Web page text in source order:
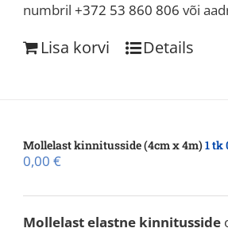
numbril+372 53 860 806 või
Lisa korvi Details
Mollelast kinnitusside (4cm x 4m)1 tk
0,00€
Mollelast elastne kinnitusside